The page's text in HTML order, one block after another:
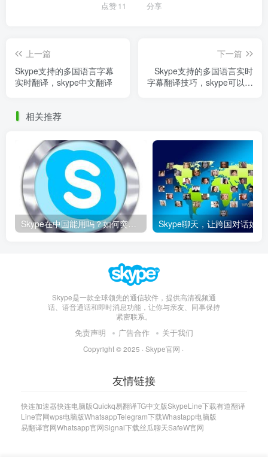
点赞11 分享
上一篇
Skype支持的多国语言字幕
实时翻译，skype中文翻译
下一篇
Skype支持的多国语言实时
字幕翻译技巧，skype可以翻
相关推荐
Skype在中国能用吗？如何突破限制畅享全球通话
Skype是一款全球领先的通信软件，提供高清视频通
话、语音通话和即时消息功能，让你与亲友、同事保持
紧密联系。
免责声明 广告合作 关于我们
Copyright © 2025 · Skype官网 ·
友情链接
快连加速器快连电脑版Quickq易翻译TG中文版SkypeLine下载有道翻译
Line官网wps电脑版WhatsappTelegram下载Whastapp电脑版
易翻译官网Whatsapp官网Signal下载丝瓜聊天SafeW官网